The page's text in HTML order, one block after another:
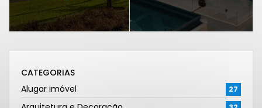
CATEGORIAS
Alugar imóvel
27